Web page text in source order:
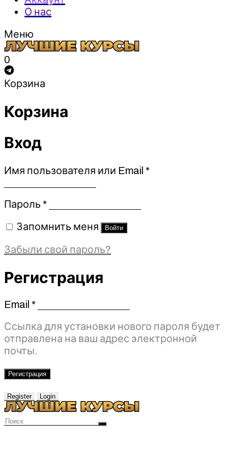
О нас
Меню
0
Корзина
Корзина
Вход
Имя пользователя или Email *Обязательно
Пароль *Обязательно
Запомнить меня Войти
Забыли свой пароль?
Регистрация
Email *Обязательно
Ссылка для установки нового пароля будет
отправлена ​​на ваш адрес электронной
почты.
Регистрация
Register Login